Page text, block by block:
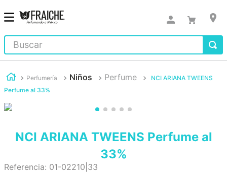
Buscar
Perfumería Niños Perfume
NCI ARIANA TWEENS
Perfume al 33%
NCI ARIANA TWEENS Perfume al
33%
Referencia: 01-02210|33